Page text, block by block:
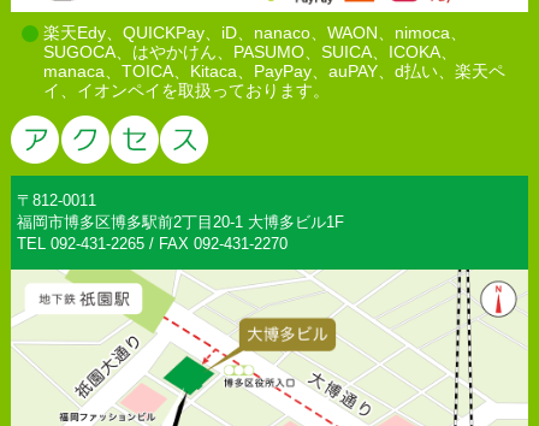
楽天Edy、QUICKPay、iD、nanaco、WAON、nimoca、
SUGOCA、はやかけん、PASUMO、SUICA、ICOKA、
manaca、TOICA、Kitaca、PayPay、auPAY、d払い、楽天ペ
イ、イオンペイを取扱っております。
〒812-0011
福岡市博多区博多駅前2丁目20-1 大博多ビル1F
TEL 092-431-2265 / FAX 092-431-2270